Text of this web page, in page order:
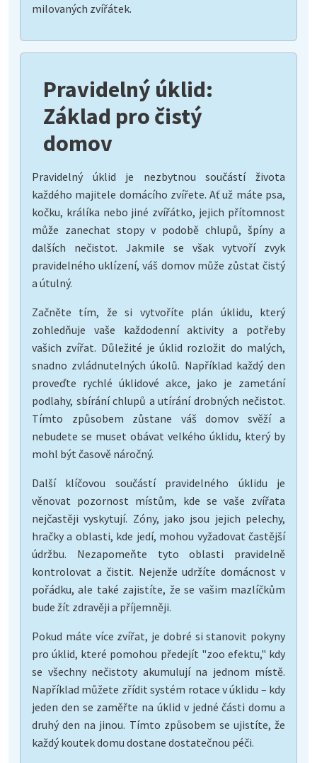
milovaných zvířátek.
Pravidelný úklid:
Základ pro čistý
domov
Pravidelný úklid je nezbytnou součástí života
každého majitele domácího zvířete. Ať už máte psa,
kočku, králíka nebo jiné zvířátko, jejich přítomnost
může zanechat stopy v podobě chlupů, špíny a
dalších nečistot. Jakmile se však vytvoří zvyk
pravidelného uklízení, váš domov může zůstat čistý
a útulný.
Začněte tím, že si vytvoříte plán úklidu, který
zohledňuje vaše každodenní aktivity a potřeby
vašich zvířat. Důležité je úklid rozložit do malých,
snadno zvládnutelných úkolů. Například každý den
proveďte rychlé úklidové akce, jako je zametání
podlahy, sbírání chlupů a utírání drobných nečistot.
Tímto způsobem zůstane váš domov svěží a
nebudete se muset obávat velkého úklidu, který by
mohl být časově náročný.
Další klíčovou součástí pravidelného úklidu je
věnovat pozornost místům, kde se vaše zvířata
nejčastěji vyskytují. Zóny, jako jsou jejich pelechy,
hračky a oblasti, kde jedí, mohou vyžadovat častější
údržbu. Nezapomeňte tyto oblasti pravidelně
kontrolovat a čistit. Nejenže udržíte domácnost v
pořádku, ale také zajistíte, že se vašim mazlíčkům
bude žít zdravěji a příjemněji.
Pokud máte více zvířat, je dobré si stanovit pokyny
pro úklid, které pomohou předejít "zoo efektu," kdy
se všechny nečistoty akumulují na jednom místě.
Například můžete zřídit systém rotace v úklidu – kdy
jeden den se zaměřte na úklid v jedné části domu a
druhý den na jinou. Tímto způsobem se ujistíte, že
každý koutek domu dostane dostatečnou péči.